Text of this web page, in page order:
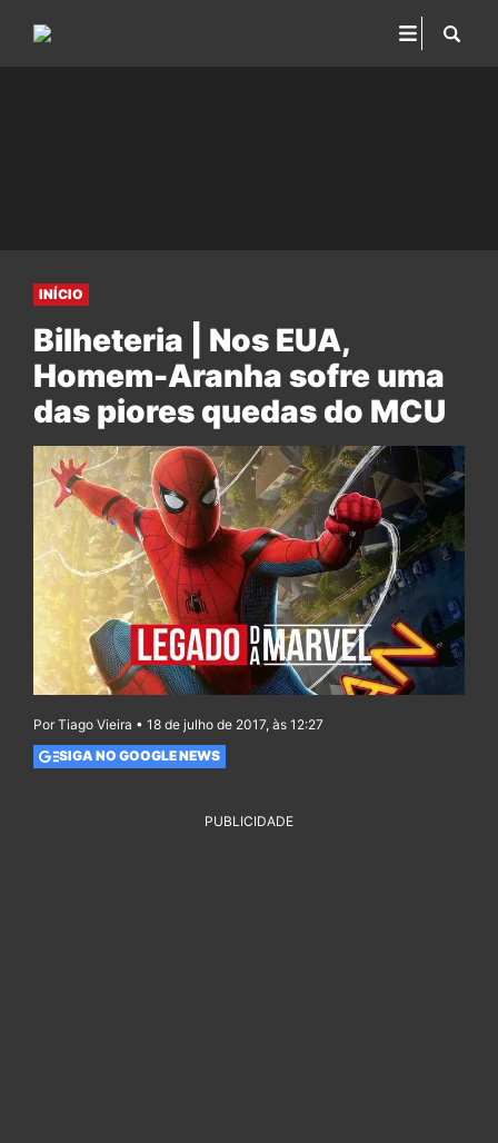
INÍCIO
Bilheteria | Nos EUA,
Homem-Aranha sofre uma
das piores quedas do MCU
Por Tiago Vieira • 18 de julho de 2017, às 12:27
SIGA NO GOOGLE NEWS
PUBLICIDADE